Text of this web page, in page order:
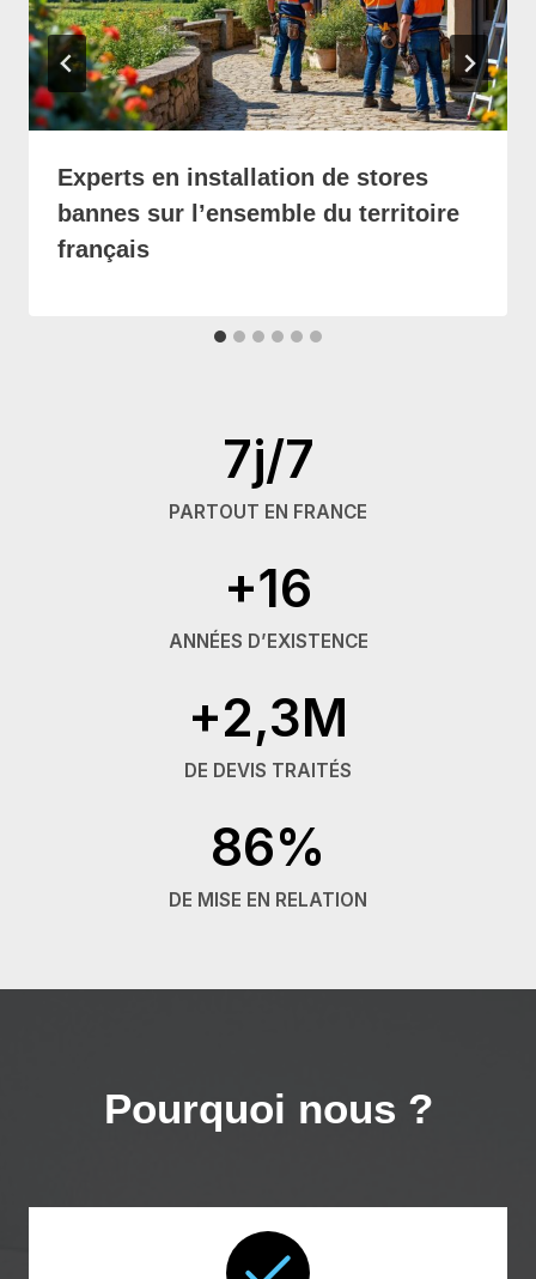
Experts en installation de stores
bannes sur l’ensemble du territoire
français
7j/7
PARTOUT EN FRANCE
+16
ANNÉES D’EXISTENCE
+2,3M
DE DEVIS TRAITÉS
86%
DE MISE EN RELATION
Pourquoi nous ?